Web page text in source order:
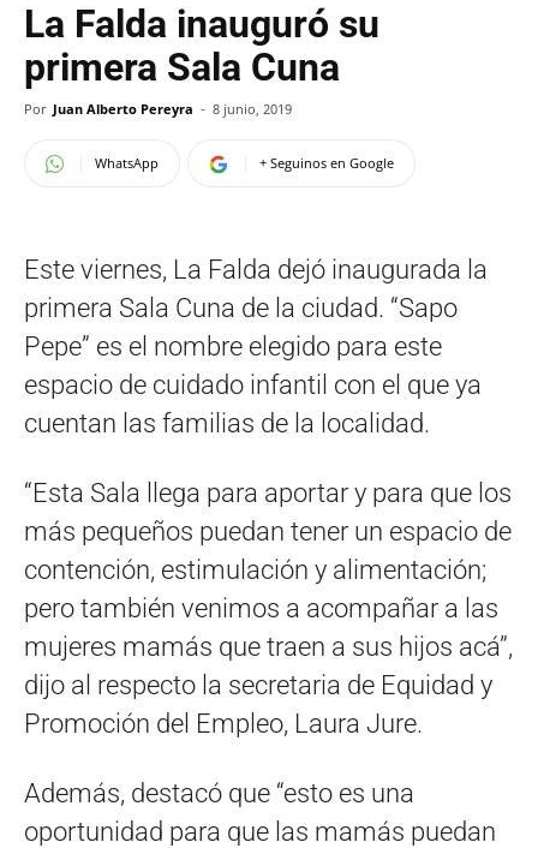
La Falda inauguró su
primera Sala Cuna
Por Juan Alberto Pereyra - 8 junio, 2019
WhatsApp + Seguinos en Google
Este viernes, La Falda dejó inaugurada la
primera Sala Cuna de la ciudad. “Sapo
Pepe” es el nombre elegido para este
espacio de cuidado infantil con el que ya
cuentan las familias de la localidad.
“Esta Sala llega para aportar y para que los
más pequeños puedan tener un espacio de
contención, estimulación y alimentación;
pero también venimos a acompañar a las
mujeres mamás que traen a sus hijos acá”,
dijo al respecto la secretaria de Equidad y
Promoción del Empleo, Laura Jure.
Además, destacó que “esto es una
oportunidad para que las mamás puedan